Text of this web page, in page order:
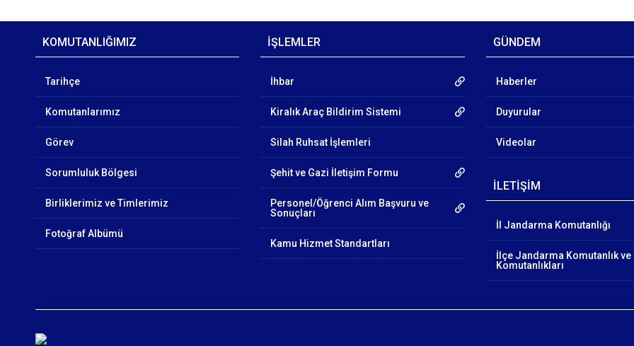
KOMUTANLIĞIMIZ
Tarihçe
Komutanlarımız
Görev
Sorumluluk Bölgesi
Birliklerimiz ve Timlerimiz
Fotoğraf Albümü
İŞLEMLER
İhbar
Kiralık Araç Bildirim Sistemi
Silah Ruhsat İşlemleri
Şehit ve Gazi İletişim Formu
Personel/Öğrenci Alım Başvuru ve
Sonuçları
Kamu Hizmet Standartları
GÜNDEM
Haberler
Duyurular
Videolar
İLETİŞİM
İl Jandarma Komutanlığı
İlçe Jandarma Komutanlık ve
Komutanlıkları